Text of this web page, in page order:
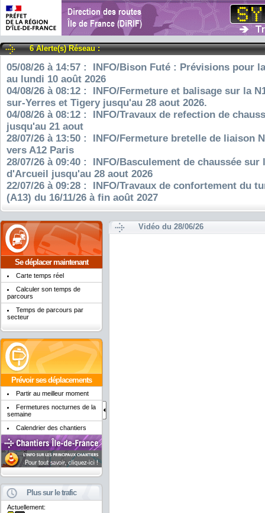
6 Alerte(s) Réseau :
05/08/26 à 14:57 : INFO/Bison Futé : Prévisions pour
au lundi 10 août 2026
04/08/26 à 08:12 : INFO/Fermeture et balisage sur la
sur-Yerres et Tigery jusqu'au 28 aout 2026.
04/08/26 à 08:12 : INFO/Travaux de refection de
jusqu'au 21 aout
28/07/26 à 13:50 : INFO/Fermeture bretelle de liaison
vers A12 Paris
28/07/26 à 09:40 : INFO/Basculement de chaussée sur
d'Arcueil jusqu'au 28 aout 2026
22/07/26 à 09:28 : INFO/Travaux de confortement du
(A13) du 16/11/26 à fin août 2027
Se déplacer maintenant
Carte temps réel
Calculer son temps de
parcours
Temps de parcours par
secteur
Prévoir ses déplacements
Partir au meilleur moment
Fermetures nocturnes de la
semaine
Calendrier des chantiers
Plus sur le trafic
Actuellement:
Vidéo du 28/06/26